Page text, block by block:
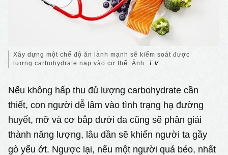
Xây dựng một chế độ ăn lành mạnh sẽ kiểm soát được
lượng carbohydrate nạp vào cơ thể. Ảnh: T.V.
Nếu không hấp thu đủ lượng carbohydrate cần
thiết, con người dễ lâm vào tình trạng hạ đường
huyết, mỡ và cơ bắp dưới da cũng sẽ phân giải
thành năng lượng, lâu dần sẽ khiến người ta gầy
gò yếu ớt. Ngược lại, nếu một người quá béo, nhất